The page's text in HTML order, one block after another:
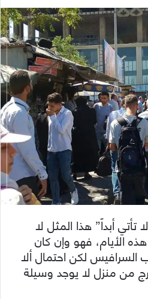
تأتي أبداً” هذا المثل لا
الأيام، فهو وإن كان
السرافيس لكن احتمال ألا
من منزل لا يوجد وسيلة